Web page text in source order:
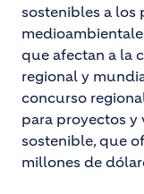
sostenibles a los
que afectan a la
regional y
concurso
para proyectos y
sostenible, que
millones de